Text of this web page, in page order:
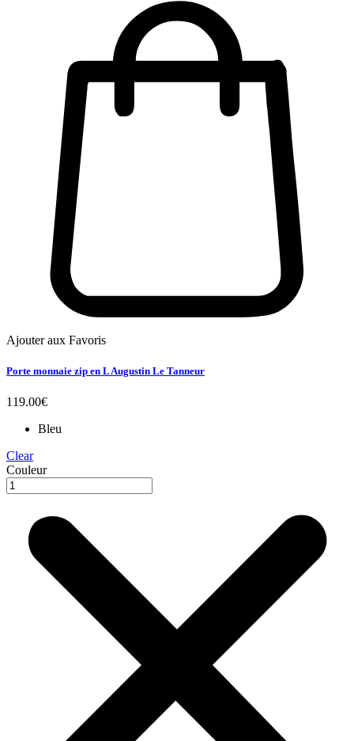
Ajouter aux Favoris
Porte monnaie zip en L Augustin Le Tanneur
119.00€
Bleu
Clear
Couleur